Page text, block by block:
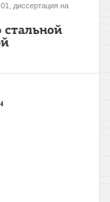
диссертация на